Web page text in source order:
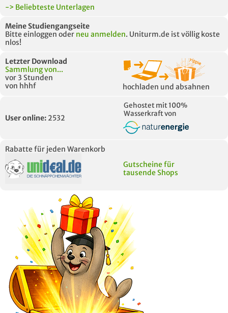
-> Beliebteste Unterlagen
Meine Studiengangseite
Bitte einloggen oder neu anmelden. Uniturm.de ist völlig koste
nlos!
Letzter Download
Sammlung von...
vor 3 Stunden
von hhhf
hochladen und absahnen
User online: 2532
Gehostet mit 100%
Wasserkraft von
Rabatte für jeden Warenkorb
Gutscheine für
tausende Shops